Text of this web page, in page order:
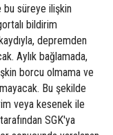
bu süreye ilişkin
bildirim
depremden
Aylık bağlamada,
borcu olmama ve
Bu şekilde
veya kesenek ile
SGK'ya